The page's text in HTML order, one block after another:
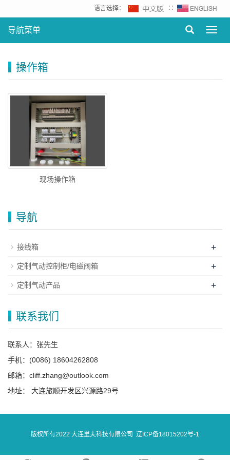
语言选择： ∷
导航菜单
操作箱
现场操作箱
导航
接线箱 +
定制气动控制柜/电磁阀箱 +
定制气动产品 +
联系我们
联系人：张先生
手机：(0086) 18604262808
邮箱：cliff.zhang@outlook.com
地址： 大连旅顺开发区兴源路29号
版权所有2022 大连里夫科技有限公司 辽ICP备18015202号-1